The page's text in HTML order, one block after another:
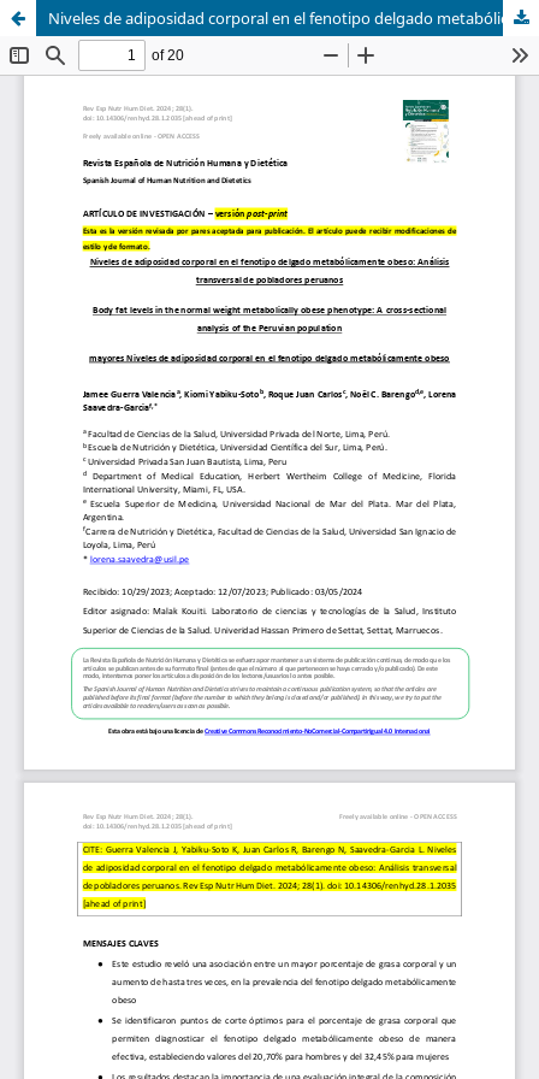
Niveles de adiposidad corporal en el fenotipo delgado metabólicamente obeso: Análisis transversal de pobladores peruanos